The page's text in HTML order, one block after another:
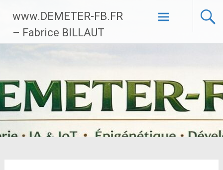
contenu
principal
www.DEMETER-FB.FR
– Fabrice BILLAUT